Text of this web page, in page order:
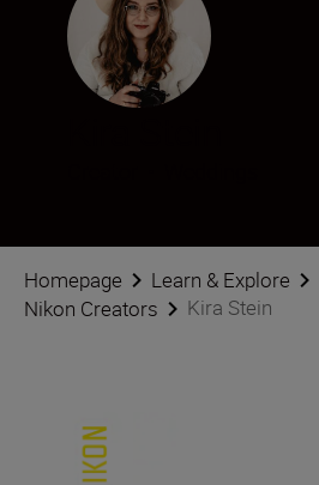
Homepage Learn & Explore
Nikon Creators
Kira Stein